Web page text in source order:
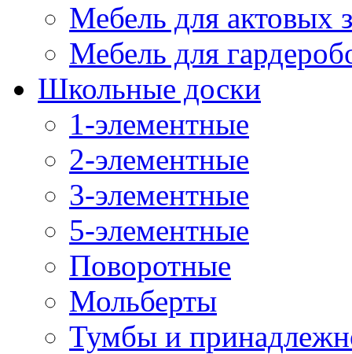
Мебель для актовых
Мебель для
Школьные доски
1-элементные
2-элементные
3-элементные
5-элементные
Поворотные
Мольберты
Тумбы и